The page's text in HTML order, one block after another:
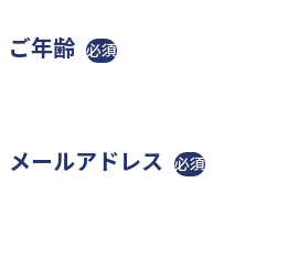
ご年齢 必須
メールアドレス 必須